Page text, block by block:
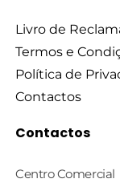
Livro de
Termos e
Política de
Contactos
Contactos
Centro Comercial